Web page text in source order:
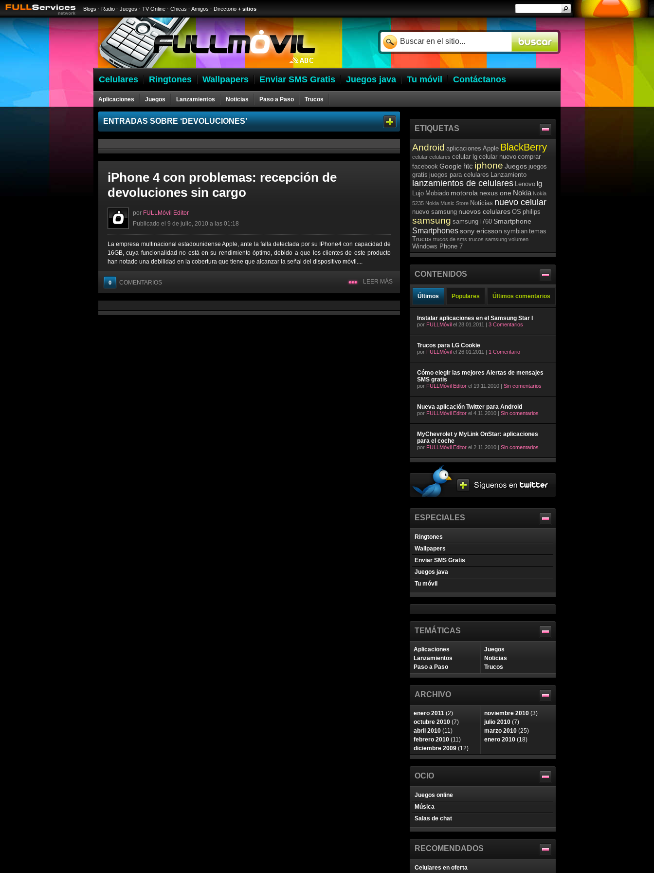
Blogs · Radio · Juegos · TV Online · Chicas · Amigos · Directorio + sitios
Celulares Ringtones Wallpapers Enviar SMS Gratis Juegos java Tu móvil Contáctanos
Aplicaciones Juegos Lanzamientos Noticias Paso a Paso Trucos
ENTRADAS SOBRE ‘DEVOLUCIONES’
iPhone 4 con problemas: recepción de
devoluciones sin cargo
por FULLMóvil Editor
Publicado el 9 de julio, 2010 a las 01:18
La empresa multinacional estadounidense Apple, ante la falla detectada por su IPhone4 con capacidad de
16GB, cuya funcionalidad no está en su rendimiento óptimo, debido a que los clientes de este producto
han notado una debilidad en la cobertura que tiene que alcanzar la señal del dispositivo móvil....
0 COMENTARIOS LEER MÁS
ETIQUETAS
Android aplicaciones Apple BlackBerry
celular celulares celular lg celular nuevo comprar
facebook Google htc iphone Juegos juegos
gratis juegos para celulares Lanzamiento
lanzamientos de celulares Lenovo lg
Lujo Mobiado motorola nexus one Nokia Nokia
5235 Nokia Music Store Noticias nuevo celular
nuevo samsung nuevos celulares OS philips
samsung samsung l760 Smartphone
Smartphonessony ericsson symbian temas
Trucos trucos de sms trucos samsung volumen
Windows Phone 7
CONTENIDOS
Últimos Populares Últimos comentarios
Instalar aplicaciones en el Samsung Star I
por FULLMóvil el 28.01.2011 | 3 Comentarios
Trucos para LG Cookie
por FULLMóvil el 26.01.2011 | 1 Comentario
Cómo elegir las mejores Alertas de mensajes
SMS gratis
por FULLMóvil Editor el 19.11.2010 | Sin comentarios
Nueva aplicación Twitter para Android
por FULLMóvil Editor el 4.11.2010 | Sin comentarios
MyChevrolet y MyLink OnStar: aplicaciones
para el coche
por FULLMóvil Editor el 2.11.2010 | Sin comentarios
ESPECIALES
Ringtones
Wallpapers
Enviar SMS Gratis
Juegos java
Tu móvil
TEMÁTICAS
Aplicaciones
Juegos
Lanzamientos
Noticias
Paso a Paso
Trucos
ARCHIVO
enero 2011 (2) noviembre 2010 (3)
octubre 2010 (7) julio 2010 (7)
abril 2010 (11) marzo 2010 (25)
febrero 2010 (11) enero 2010 (18)
diciembre 2009 (12)
OCIO
Juegos online
Música
Salas de chat
RECOMENDADOS
Celulares en oferta